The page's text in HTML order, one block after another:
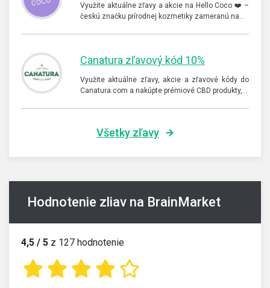
Využite aktuálne zľavy a akcie na Hello Coco ❤️ –
českú značku prírodnej kozmetiky zameranú na…
Canatura zľavový kód 10%
Využite aktuálne zľavy, akcie a zľavové kódy do
Canatura.com a nakúpte prémiové CBD produkty,…
Všetky zľavy
Hodnotenie zliav na BrainMarket
4,5 / 5 z 127 hodnotenie